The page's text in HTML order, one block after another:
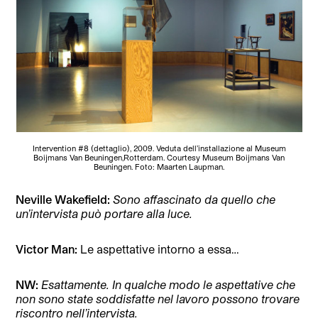
Intervention #8 (dettaglio), 2009. Veduta dell’installazione al Museum
Boijmans Van Beuningen,Rotterdam. Courtesy Museum Boijmans Van
Beuningen. Foto: Maarten Laupman.
Neville Wakefield: Sono affascinato da quello che
un’intervista può portare alla luce.
Victor Man: Le aspettative intorno a essa…
NW: Esattamente. In qualche modo le aspettative che
non sono state soddisfatte nel lavoro possono trovare
riscontro nell’intervista.